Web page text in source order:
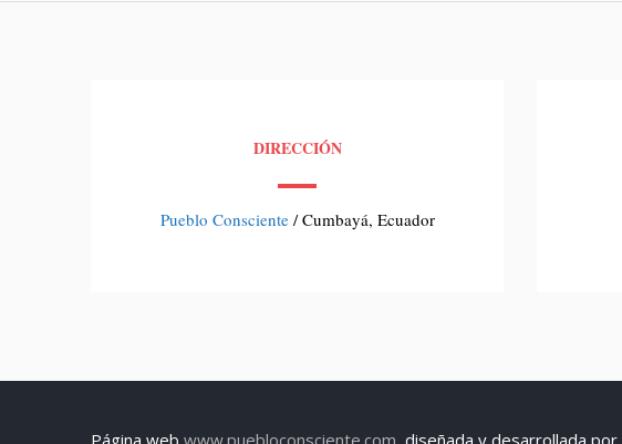
DIRECCIÓN
Pueblo Consciente/ Cumbayá, Ecuador
Página web www.puebloconsciente.com , diseñada y desarrollada por